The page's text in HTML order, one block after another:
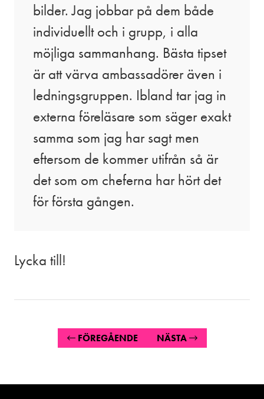
bilder. Jag jobbar på dem både
individuellt och i grupp, i alla
möjliga sammanhang. Bästa tipset
är att värva ambassadörer även i
ledningsgruppen. Ibland tar jag in
externa föreläsare som säger exakt
samma som jag har sagt men
eftersom de kommer utifrån så är
det som om cheferna har hört det
för första gången.
Lycka till!
FÖREGÅENDE NÄSTA